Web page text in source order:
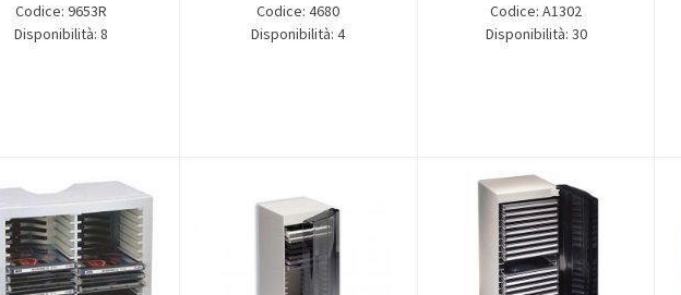
Codice: 9653R
Disponibilità: 8
Codice: 4680
Disponibilità: 4
Codice: A1302
Disponibilità: 30